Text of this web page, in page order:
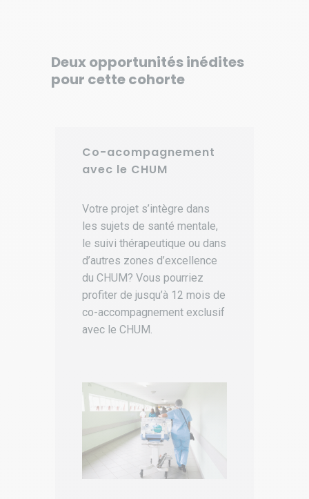
Deux opportunités inédites
pour cette cohorte
Co-acompagnement
avec le CHUM
Votre projet s’intègre dans
les sujets de santé mentale,
le suivi thérapeutique ou dans
d’autres zones d’excellence
du CHUM? Vous pourriez
profiter de jusqu’à 12 mois de
co-accompagnement exclusif
avec le CHUM.